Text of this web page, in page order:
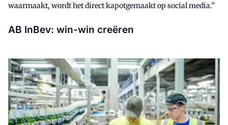
waarmaakt, wordt het direct kapotgemaakt op social media.”
AB InBev: win-win creëren